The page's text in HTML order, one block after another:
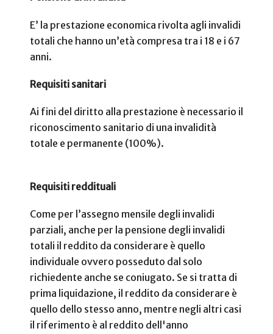
E’ la prestazione economica rivolta agli invalidi
totali che hanno un’età compresa tra i 18 e i 67
anni.
Requisiti sanitari
Ai fini del diritto alla prestazione è necessario il
riconoscimento sanitario di una invalidità
totale e permanente (100%).
Requisiti reddituali
Come per l’assegno mensile degli invalidi
parziali, anche per la pensione degli invalidi
totali il reddito da considerare è quello
individuale ovvero posseduto dal solo
richiedente anche se coniugato. Se si tratta di
prima liquidazione, il reddito da considerare è
quello dello stesso anno, mentre negli altri casi
il riferimento è al reddito dell'anno